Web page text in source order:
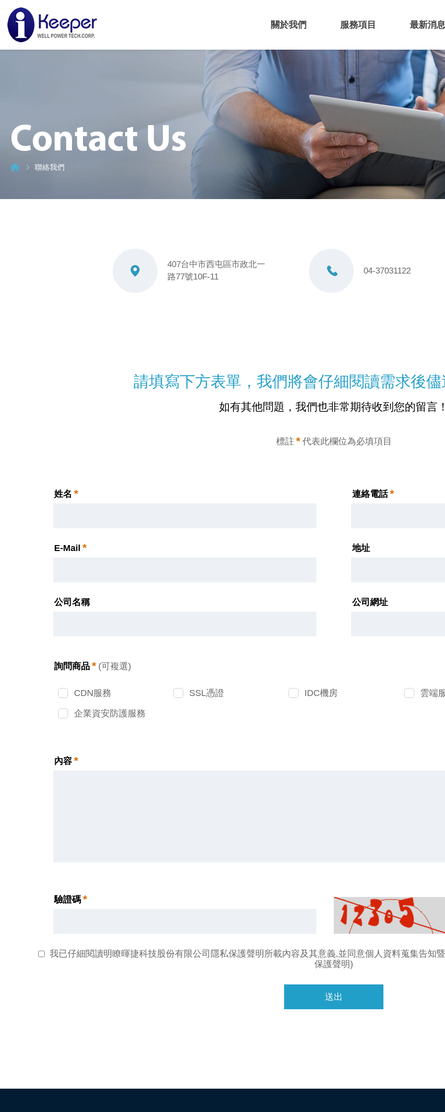
關於我們 服務項目 最新消息
Contact Us
聯絡我們
407台中市西屯區市政北一
路77號10F-11
04-37031122
請填寫下方表單，我們將會仔細閱讀需求後儘
如有其他問題，我們也非常期待收到您的留言！
標註*代表此欄位為必填項目
姓名* 連絡電話*
E-Mail* 地址
公司名稱 公司網址
詢問商品* (可複選)
CDN服務 SSL憑證 IDC機房 雲端
企業資安防護服務
內容*
驗證碼*
我已仔細閱讀明瞭暉捷科技股份有限公司隱私保護聲明所載內容及其意義,並同意個人資料蒐集告知
保護聲明)
送出